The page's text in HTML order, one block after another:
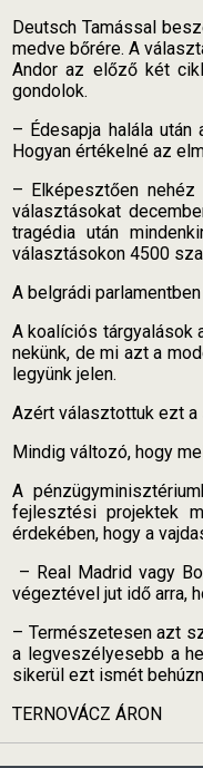
Deutsch Tamással
medve bőrére. A
Andor az előző két
gondolok.
– Édesapja halála
Hogyan értékelné az
– Elképesztően
választásokat
tragédia után
választásokon 4500
A belgrádi
A koalíciós tárgyalások
nekünk, de mi azt a
legyünk jelen.
Azért választottuk ezt a
Mindig változó, hogy
A
fejlesztési projektek
érdekében, hogy a
– Real Madrid vagy
végeztével jut idő arra,
– Természetesen azt
a legveszélyesebb a
sikerül ezt ismét
TERNOVÁCZ ÁRON